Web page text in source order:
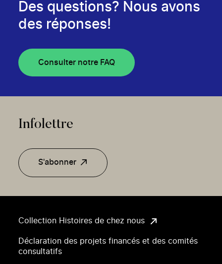
Collection Histoires de chez nous
Déclaration des projets financés et des comités
consultatifs
Des questions? Nous avons
des réponses!
Consulter notre FAQ
Infolettre
S'abonner